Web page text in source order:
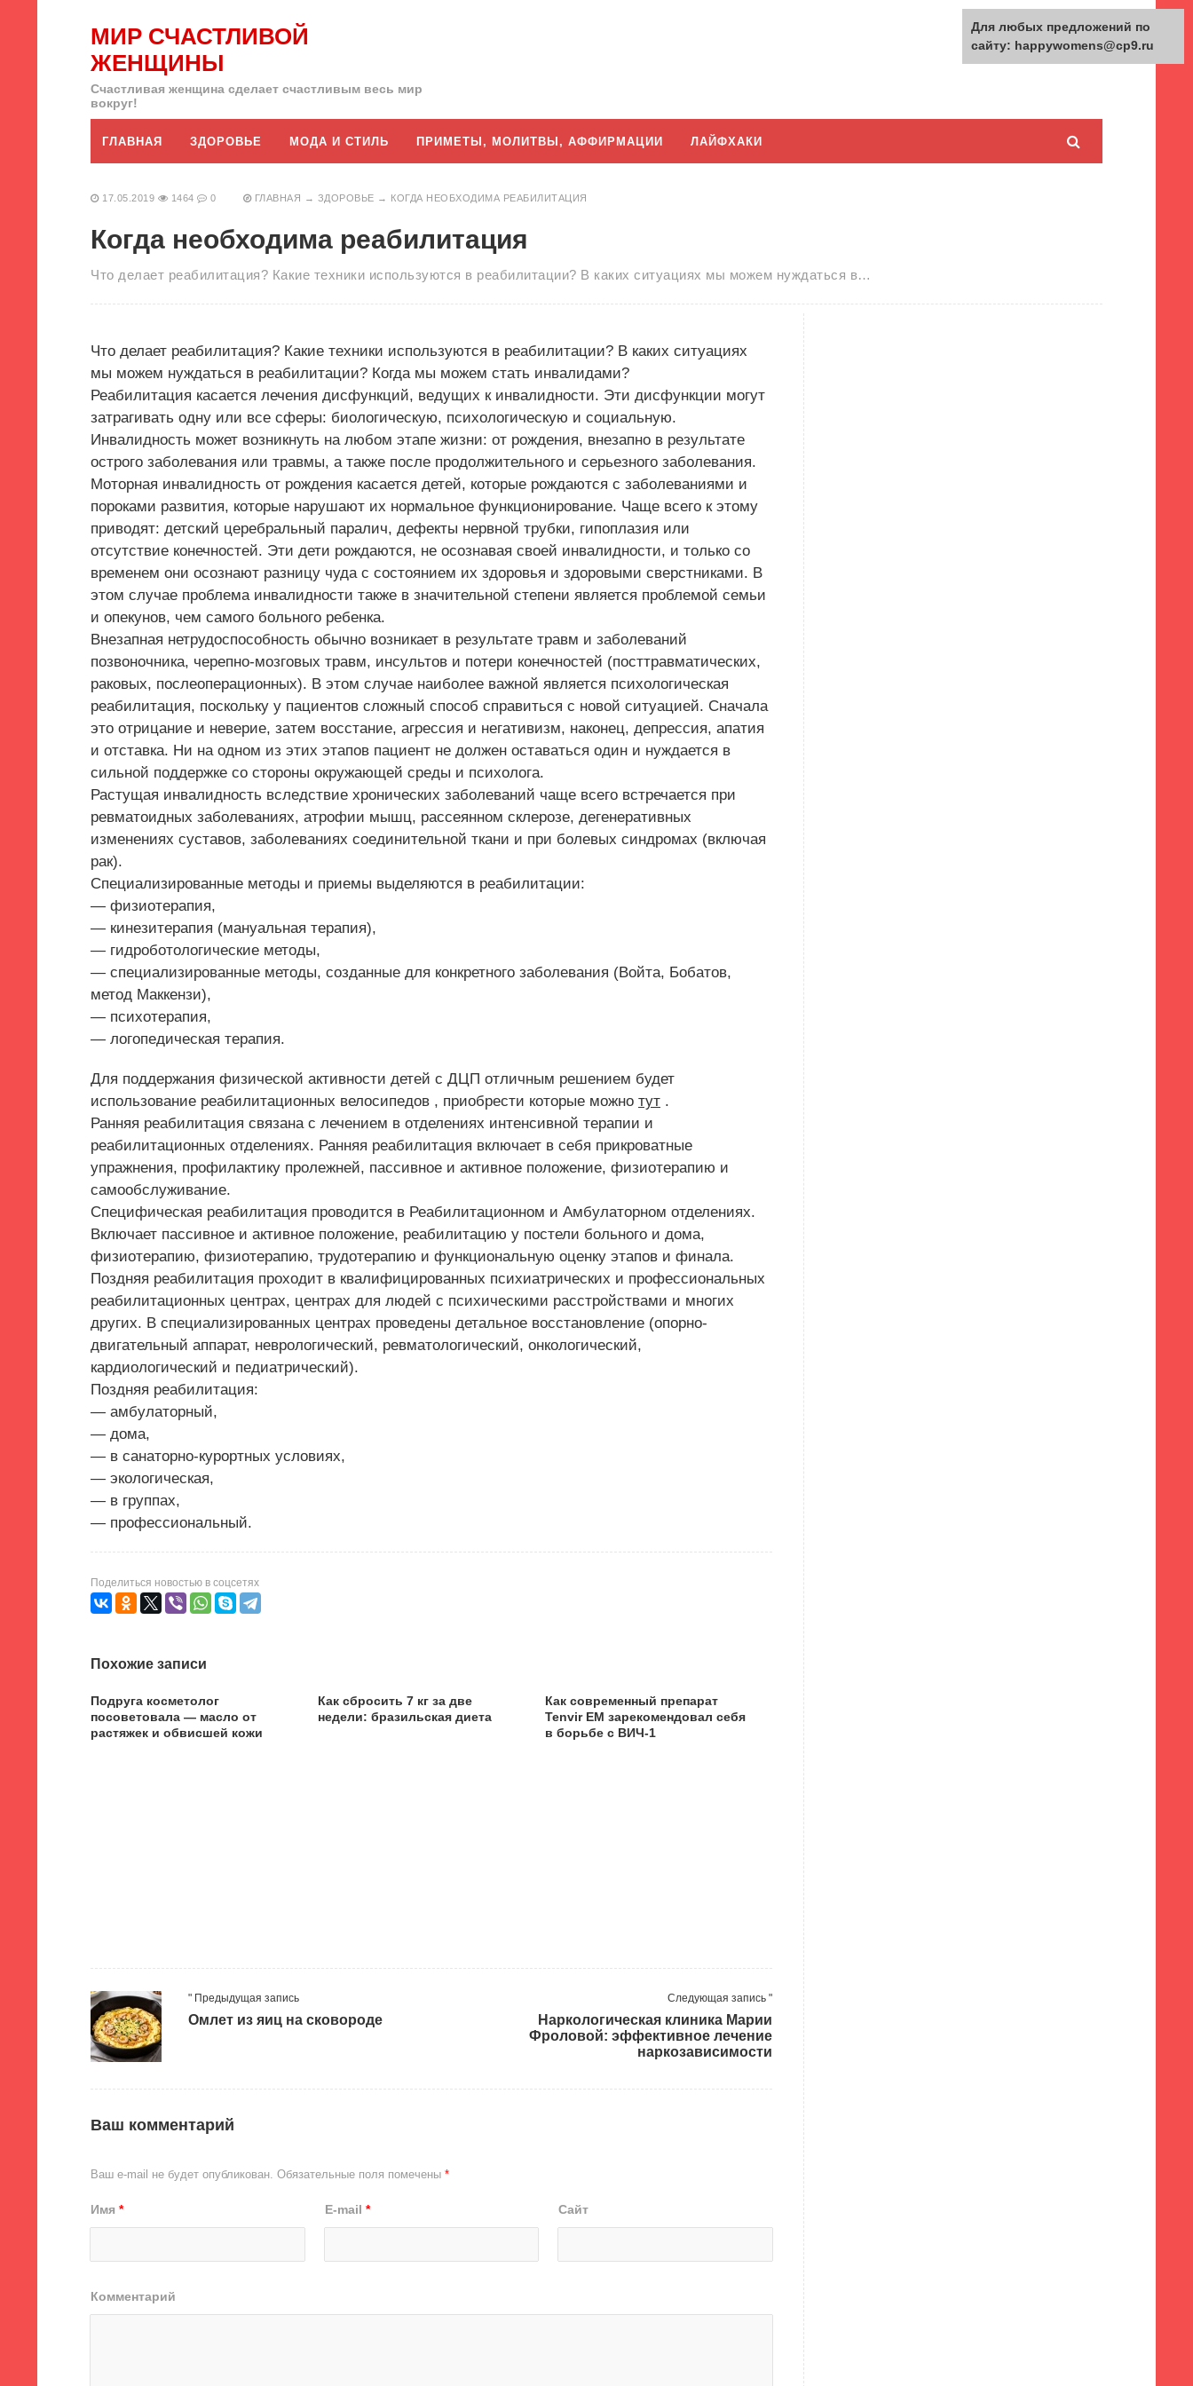
МИР СЧАСТЛИВОЙ
ЖЕНЩИНЫ
Счастливая женщина сделает счастливым весь мир
вокруг!
ГЛАВНАЯ ЗДОРОВЬЕ МОДА И СТИЛЬ ПРИМЕТЫ, МОЛИТВЫ, АФФИРМАЦИИ ЛАЙФХАКИ
17.05.2019 1464 0 ГЛАВНАЯ → ЗДОРОВЬЕ → КОГДА НЕОБХОДИМА РЕАБИЛИТАЦИЯ
Когда необходима реабилитация
Что делает реабилитация? Какие техники используются в реабилитации? В каких ситуациях мы можем нуждаться в…
Что делает реабилитация? Какие техники используются в реабилитации? В каких ситуациях
мы можем нуждаться в реабилитации? Когда мы можем стать инвалидами?
Реабилитация касается лечения дисфункций, ведущих к инвалидности. Эти дисфункции могут
затрагивать одну или все сферы: биологическую, психологическую и социальную.
Инвалидность может возникнуть на любом этапе жизни: от рождения, внезапно в результате
острого заболевания или травмы, а также после продолжительного и серьезного заболевания.
Моторная инвалидность от рождения касается детей, которые рождаются с заболеваниями и
пороками развития, которые нарушают их нормальное функционирование. Чаще всего к этому
приводят: детский церебральный паралич, дефекты нервной трубки, гипоплазия или
отсутствие конечностей. Эти дети рождаются, не осознавая своей инвалидности, и только со
временем они осознают разницу чуда с состоянием их здоровья и здоровыми сверстниками. В
этом случае проблема инвалидности также в значительной степени является проблемой семьи
и опекунов, чем самого больного ребенка.
Внезапная нетрудоспособность обычно возникает в результате травм и заболеваний
позвоночника, черепно-мозговых травм, инсультов и потери конечностей (посттравматических,
раковых, послеоперационных). В этом случае наиболее важной является психологическая
реабилитация, поскольку у пациентов сложный способ справиться с новой ситуацией. Сначала
это отрицание и неверие, затем восстание, агрессия и негативизм, наконец, депрессия, апатия
и отставка. Ни на одном из этих этапов пациент не должен оставаться один и нуждается в
сильной поддержке со стороны окружающей среды и психолога.
Растущая инвалидность вследствие хронических заболеваний чаще всего встречается при
ревматоидных заболеваниях, атрофии мышц, рассеянном склерозе, дегенеративных
изменениях суставов, заболеваниях соединительной ткани и при болевых синдромах (включая
рак).
Специализированные методы и приемы выделяются в реабилитации:
— физиотерапия,
— кинезитерапия (мануальная терапия),
— гидроботологические методы,
— специализированные методы, созданные для конкретного заболевания (Войта, Бобатов,
метод Маккензи),
— психотерапия,
— логопедическая терапия.
Для поддержания физической активности детей с ДЦП отличным решением будет
использование реабилитационных велосипедов , приобрести которые можно тут .
Ранняя реабилитация связана с лечением в отделениях интенсивной терапии и
реабилитационных отделениях. Ранняя реабилитация включает в себя прикроватные
упражнения, профилактику пролежней, пассивное и активное положение, физиотерапию и
самообслуживание.
Специфическая реабилитация проводится в Реабилитационном и Амбулаторном отделениях.
Включает пассивное и активное положение, реабилитацию у постели больного и дома,
физиотерапию, физиотерапию, трудотерапию и функциональную оценку этапов и финала.
Поздняя реабилитация проходит в квалифицированных психиатрических и профессиональных
реабилитационных центрах, центрах для людей с психическими расстройствами и многих
других. В специализированных центрах проведены детальное восстановление (опорно-
двигательный аппарат, неврологический, ревматологический, онкологический,
кардиологический и педиатрический).
Поздняя реабилитация:
— амбулаторный,
— дома,
— в санаторно-курортных условиях,
— экологическая,
— в группах,
— профессиональный.
Поделиться новостью в соцсетях
Похожие записи
Подруга косметолог
посоветовала — масло от
растяжек и обвисшей кожи
Как сбросить 7 кг за две
недели: бразильская диета
Как современный препарат
Tenvir EM зарекомендовал себя
в борьбе с ВИЧ-1
" Предыдущая запись
Омлет из яиц на сковороде
Следующая запись "
Наркологическая клиника Марии
Фроловой: эффективное лечение
наркозависимости
Ваш комментарий
Ваш e-mail не будет опубликован. Обязательные поля помечены *
Имя * E-mail * Сайт
Комментарий
Для любых предложений по
сайту: happywomens@cp9.ru